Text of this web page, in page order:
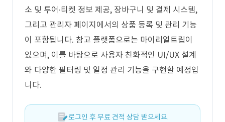
소 및 투어∙티켓 정보 제공, 장바구니 및 결제 시스템,
그리고 관리자 페이지에서의 상품 등록 및 관리 기능
이 포함됩니다. 참고 플랫폼으로는 마이리얼트립이
있으며, 이를 바탕으로 사용자 친화적인 UI/UX 설계
와 다양한 필터링 및 일정 관리 기능을 구현할 예정입
니다.
로그인 후 무료 견적 상담 받으세요.